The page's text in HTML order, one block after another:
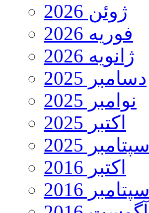
ژوئن 2026
فوریه 2026
ژانویه 2026
دسامبر 2025
نوامبر 2025
اکتبر 2025
سپتامبر 2025
اکتبر 2016
سپتامبر 2016